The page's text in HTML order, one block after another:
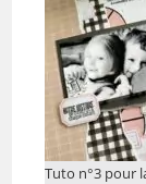
Tuto n°3 pour